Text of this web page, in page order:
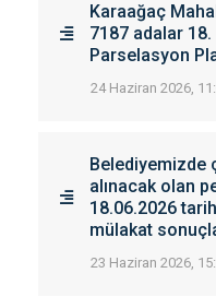
Karaağaç
7187 adalar
Parselasyon
24 Haziran 2026,
Belediyemizde
alınacak olan
18.06.2026
mülakat
23 Haziran 2026,